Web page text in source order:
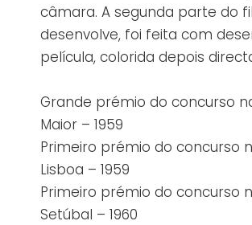
câmara. A segunda parte do
desenvolve, foi feita com
película, colorida depois
Grande prémio do concurso
Maior – 1959
Primeiro prémio do concurso
Lisboa – 1959
Primeiro prémio do concurso
Setúbal – 1960